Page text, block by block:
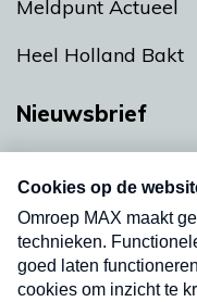
Meldpunt Actueel
Heel Holland Bakt
Nieuwsbrief
nieuwsbrief. Elke
uw mailbox.